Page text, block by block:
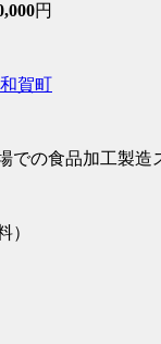
円
賀町
での食品加工製造
）